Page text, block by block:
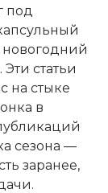
под
новогодний
статьи
на стыке
в
сезона —
заранее,